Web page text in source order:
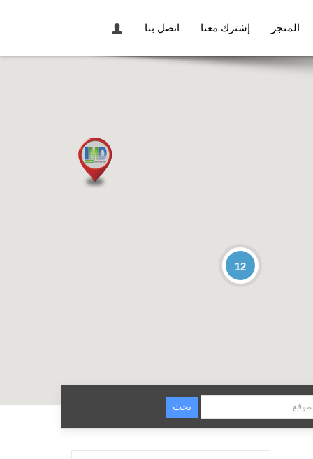
المتجر إشترك معنا اتصل بنا
12